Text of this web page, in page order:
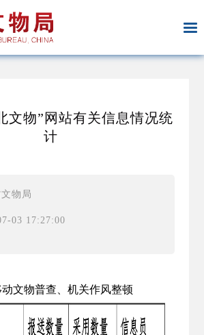
文物”网站有关信息情况统
计
物局
03 17:27:00
文物普查、机关作风整顿